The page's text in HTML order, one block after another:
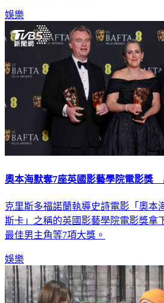
娛樂
奧本海默奪7座英國影藝學院電影獎
克里斯多福諾蘭執導史詩電影「奧本
斯卡」之稱的英國影藝學院電影獎拿
最佳男主角等7項大獎。
娛樂